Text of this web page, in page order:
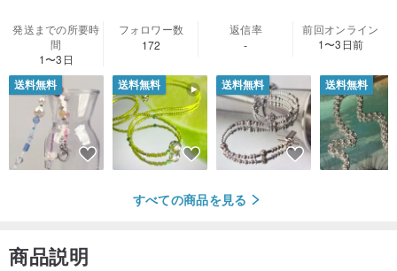
発送までの所要時
間
1〜3日
フォロワー数
172
返信率
-
前回オンライン
1〜3日前
送料無料 送料無料 送料無料 送料無料
すべての商品を見る
商品説明